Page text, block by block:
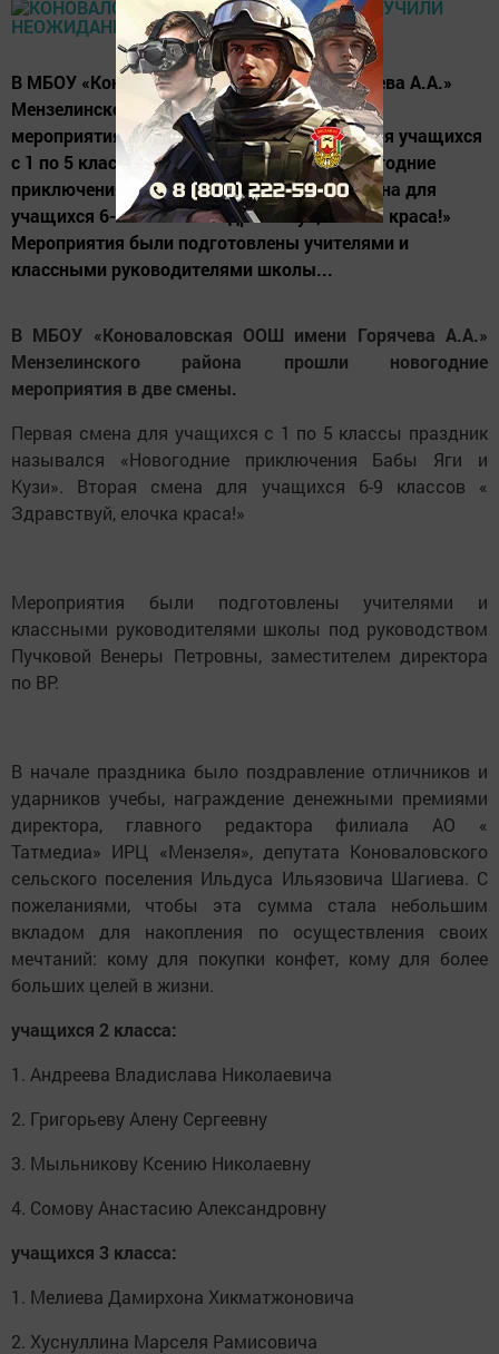
В МБОУ «Коноваловская ООШ имени Горячева А.А.»
Мензелинского района прошли новогодние
мероприятия в две смены. Первая смена для учащихся
с 1 по 5 классы праздник назывался «Новогодние
приключения Бабы Яги и Кузи». Вторая смена для
учащихся 6-9 классов « Здравствуй, елочка краса!»
Мероприятия были подготовлены учителями и
классными руководителями школы...
В МБОУ «Коноваловская ООШ имени Горячева А.А.»
Мензелинского района прошли новогодние
мероприятия в две смены.
Первая смена для учащихся с 1 по 5 классы праздник
назывался «Новогодние приключения Бабы Яги и
Кузи». Вторая смена для учащихся 6-9 классов «
Здравствуй, елочка краса!»
Мероприятия были подготовлены учителями и
классными руководителями школы под руководством
Пучковой Венеры Петровны, заместителем директора
по ВР.
В начале праздника было поздравление отличников и
ударников учебы, награждение денежными премиями
директора, главного редактора филиала АО «
Татмедиа» ИРЦ «Мензеля», депутата Коноваловского
сельского поселения Ильдуса Ильязовича Шагиева. С
пожеланиями, чтобы эта сумма стала небольшим
вкладом для накопления по осуществления своих
мечтаний: кому для покупки конфет, кому для более
больших целей в жизни.
учащихся 2 класса:
1. Андреева Владислава Николаевича
2. Григорьеву Алену Сергеевну
3. Мыльникову Ксению Николаевну
4. Сомову Анастасию Александровну
учащихся 3 класса:
1. Мелиева Дамирхона Хикматжоновича
2. Хуснуллина Марселя Рамисовича